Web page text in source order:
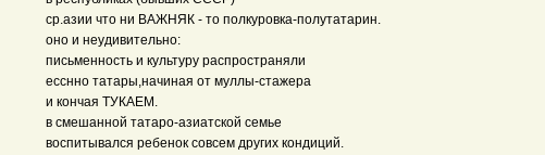
ср.азии что ни ВАЖНЯК - то полкуровка-полутатарин.
оно и неудивительно:
письменность и культуру распространяли
есснно татары,начиная от муллы-стажера
и кончая ТУКАЕМ.
в смешанной татаро-азиатской семье
воспитывался ребенок совсем других кондиций.